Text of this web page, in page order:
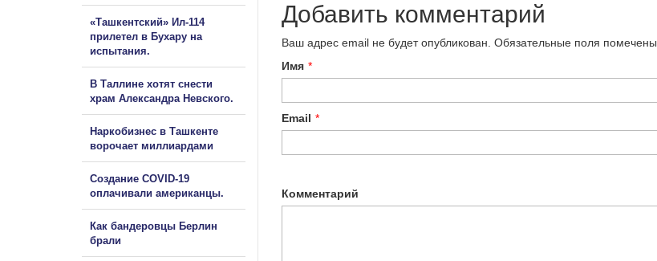
Добавить комментарий
Ваш адрес email не будет опубликован. Обязательные поля помечены
Имя *
Email *
Комментарий
«Ташкентский» Ил-114
прилетел в Бухару на
испытания.
В Таллине хотят снести
храм Александра Невского.
Наркобизнес в Ташкенте
ворочает миллиардами
Создание COVID-19
оплачивали американцы.
Как бандеровцы Берлин
брали